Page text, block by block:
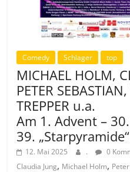
Comedy Schlager top
MICHAEL HOLM,
PETER
TREPPER u.a.
Am 1. Advent –
39.
12. Mai 2025 . 0
Claudia Jung, Michael Holm,